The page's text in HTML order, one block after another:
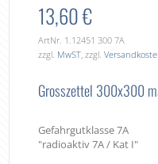
13,60 €
ArtNr. 1.12451 300 7A
zzgl. MwST , zzgl.
Grosszettel 300x300
Gefahrgutklasse 7A
"radioaktiv 7A / Kat I"